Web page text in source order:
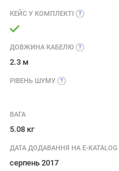
КЕЙС У КОМПЛЕКТІ
ДОВЖИНА КАБЕЛЮ
2.3 м
РІВЕНЬ ШУМУ
ВАГА
5.08 кг
ДАТА ДОДАВАННЯ НА E-KATALOG
серпень 2017